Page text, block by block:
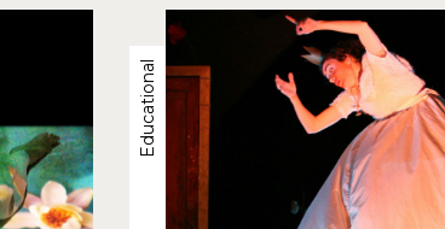
Educational